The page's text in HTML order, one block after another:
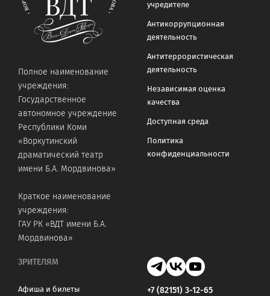
Полное наименование
учреждения:
Государственное
автономное учреждение
Республики Коми
«Воркутинский
драматический театр
имени Б.А. Мордвинова»
Краткое наименование
учреждения:
ГАУ РК «ВДТ имени Б.А.
Мордвинова»
учредителе
Антикоррупционная
деятельность
Антитеррористическая
деятельность
Независимая оценка
качества
Доступная среда
Политика
конфиденциальности
ЗРИТЕЛЯМ
Афиша и билеты +7 (82151) 3-12-65